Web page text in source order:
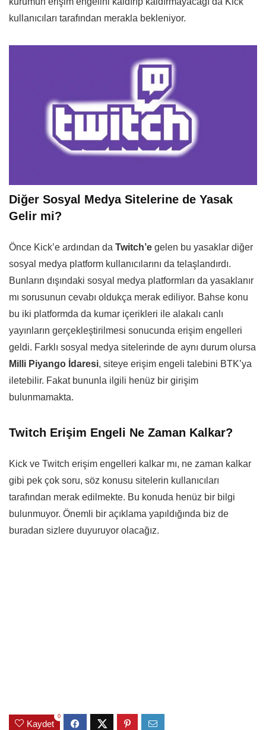
kullanıcıları tarafından merakla bekleniyor.
Diğer Sosyal Medya Sitelerine de Yasak
Gelir mi?
Önce Kick’e ardından da Twitch’e gelen bu yasaklar diğer
sosyal medya platform kullanıcılarını da telaşlandırdı.
Bunların dışındaki sosyal medya platformları da yasaklanır
mı sorusunun cevabı oldukça merak ediliyor. Bahse konu
bu iki platformda da kumar içerikleri ile alakalı canlı
yayınların gerçekleştirilmesi sonucunda erişim engelleri
geldi. Farklı sosyal medya sitelerinde de aynı durum olursa
Milli Piyango İdaresi, siteye erişim engeli talebini BTK’ya
iletebilir. Fakat bununla ilgili henüz bir girişim
bulunmamakta.
Twitch Erişim Engeli Ne Zaman Kalkar?
Kick ve Twitch erişim engelleri kalkar mı, ne zaman kalkar
gibi pek çok soru, söz konusu sitelerin kullanıcıları
tarafından merak edilmekte. Bu konuda henüz bir bilgi
bulunmuyor. Önemli bir açıklama yapıldığında biz de
buradan sizlere duyuruyor olacağız.
Kaydet
0